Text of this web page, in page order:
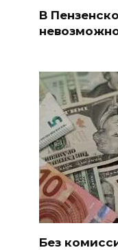
В
Без